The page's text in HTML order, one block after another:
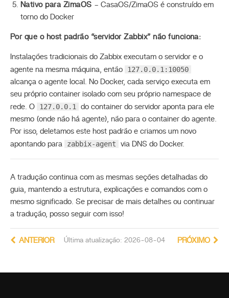
Nativo para ZimaOS – CasaOS/ZimaOS é construído em
torno do Docker
Por que o host padrão “servidor Zabbix” não funciona:
Instalações tradicionais do Zabbix executam o servidor e o
agente na mesma máquina, então
127.0.0.1:10050
alcança o agente local. No Docker, cada serviço executa em
seu próprio container isolado com seu próprio namespace de
rede. O
127.0.0.1
do container do servidor aponta para ele
mesmo (onde não há agente), não para o container do agente.
Por isso, deletamos este host padrão e criamos um novo
apontando para
zabbix-agent via DNS do Docker.
A tradução continua com as mesmas seções detalhadas do
guia, mantendo a estrutura, explicações e comandos com o
mesmo significado. Se precisar de mais detalhes ou continuar
a tradução, posso seguir com isso!
Última atualização: 2026-08-04
ANTERIOR PRÓXIMO